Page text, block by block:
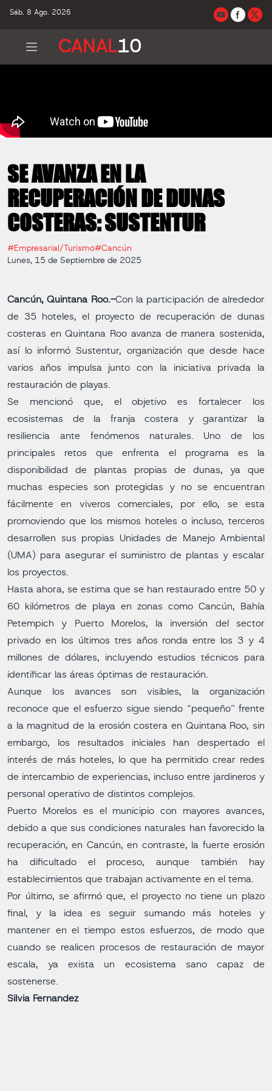
Sáb. 8 Ago. 2026
CANAL10
SE AVANZA EN LA
RECUPERACIÓN DE DUNAS
COSTERAS: SUSTENTUR
#Empresarial/Turismo#Cancún
Lunes, 15 de Septiembre de 2025
Cancún, Quintana Roo.-Con la participación de alrededor
de 35 hoteles, el proyecto de recuperación de dunas
costeras en Quintana Roo avanza de manera sostenida,
así lo informó Sustentur, organización que desde hace
varios años impulsa junto con la iniciativa privada la
restauración de playas.
Se mencionó que, el objetivo es fortalecer los
ecosistemas de la franja costera y garantizar la
resiliencia ante fenómenos naturales. Uno de los
principales retos que enfrenta el programa es la
disponibilidad de plantas propias de dunas, ya que
muchas especies son protegidas y no se encuentran
fácilmente en viveros comerciales, por ello, se esta
promoviendo que los mismos hoteles o incluso, terceros
desarrollen sus propias Unidades de Manejo Ambiental
(UMA) para asegurar el suministro de plantas y escalar
los proyectos.
Hasta ahora, se estima que se han restaurado entre 50 y
60 kilómetros de playa en zonas como Cancún, Bahía
Petempich y Puerto Morelos, la inversión del sector
privado en los últimos tres años ronda entre los 3 y 4
millones de dólares, incluyendo estudios técnicos para
identificar las áreas óptimas de restauración.
Aunque los avances son visibles, la organización
reconoce que el esfuerzo sigue siendo “pequeño” frente
a la magnitud de la erosión costera en Quintana Roo, sin
embargo, los resultados iniciales han despertado el
interés de más hoteles, lo que ha permitido crear redes
de intercambio de experiencias, incluso entre jardineros y
personal operativo de distintos complejos.
Puerto Morelos es el municipio con mayores avances,
debido a que sus condiciones naturales han favorecido la
recuperación, en Cancún, en contraste, la fuerte erosión
ha dificultado el proceso, aunque también hay
establecimientos que trabajan activamente en el tema.
Por último, se afirmó que, el proyecto no tiene un plazo
final, y la idea es seguir sumando más hoteles y
mantener en el tiempo estos esfuerzos, de modo que
cuando se realicen procesos de restauración de mayor
escala, ya exista un ecosistema sano capaz de
sostenerse.
Silvia Fernandez